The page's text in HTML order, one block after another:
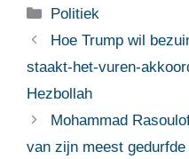
Categorieën
Politiek
Hoe Trump wil
staakt-het-vuren-
Hezbollah
Mohammad
van zijn meest gedurfde